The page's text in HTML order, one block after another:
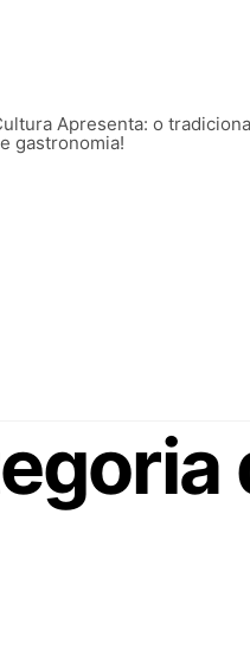
Apresenta: o
gastronomia!